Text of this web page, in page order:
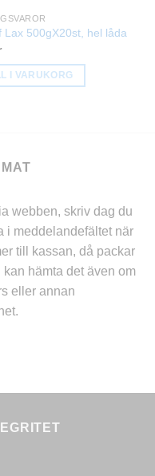
Lax 500gX20st, hel låda
I VARUKORG
webben, skriv dag du
i meddelandefältet när
till kassan, då packar
kan hämta det även om
eller annan